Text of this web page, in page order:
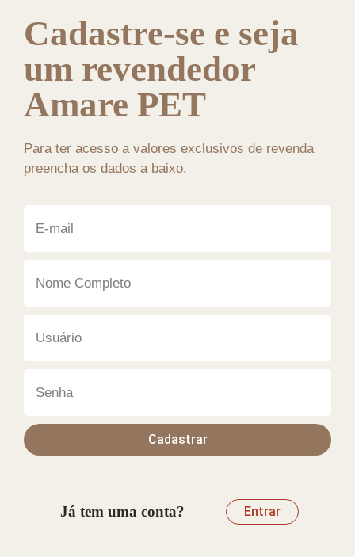
Cadastre-se e seja
um revendedor
Amare PET
Para ter acesso a valores exclusivos de revenda
preencha os dados a baixo.
Cadastrar
Já tem uma conta? Entrar